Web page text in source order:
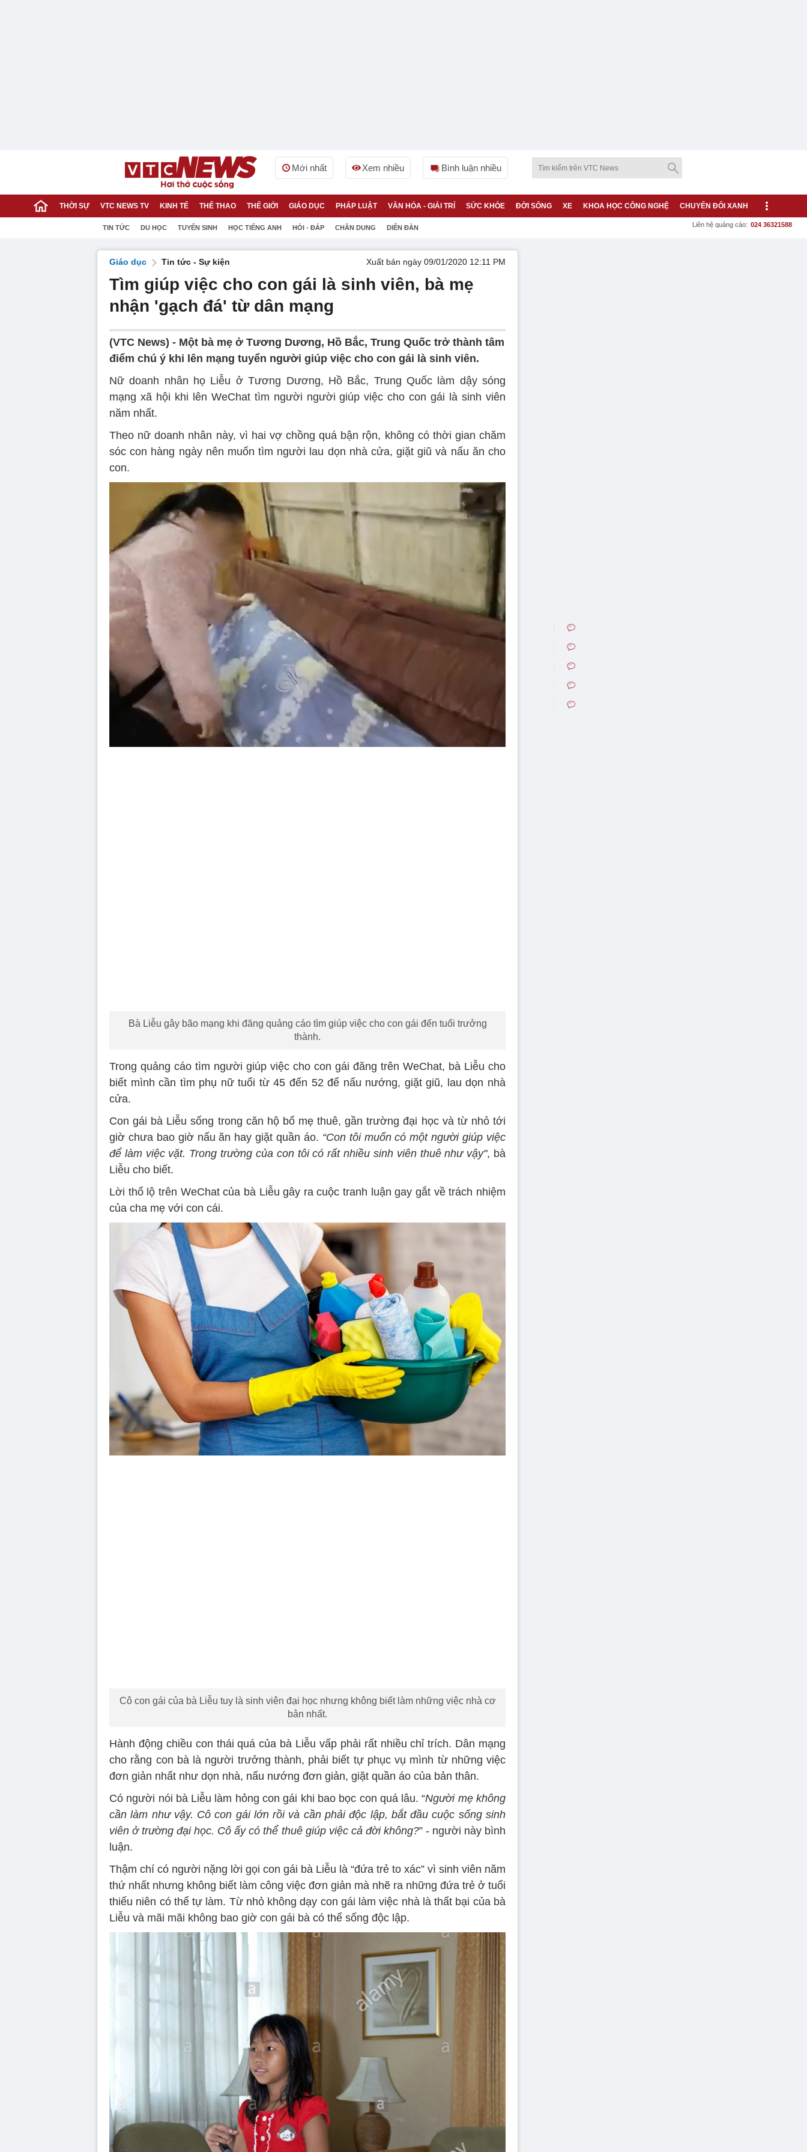
Mới nhất Xem nhiều Bình luận nhiều
THỜI SỰ VTC NEWS TV KINH TẾ THỂ THAO THẾ GIỚI GIÁO DỤC PHÁP LUẬT VĂN HÓA - GIẢI TRÍ SỨC KHỎE ĐỜI SỐNG XE KHOA HỌC CÔNG NGHỆ CHUYỂN ĐỔI XANH
TIN TỨC DU HỌC TUYỂN SINH HỌC TIẾNG ANH HỎI - ĐÁP CHÂN DUNG DIỄN ĐÀN Liên hệ quảng cáo: 024 36321588
Giáo dục Tin tức - Sự kiện Xuất bản ngày 09/01/2020 12:11 PM
Tìm giúp việc cho con gái là sinh viên, bà mẹ
nhận 'gạch đá' từ dân mạng
(VTC News) - Một bà mẹ ở Tương Dương, Hồ Bắc, Trung Quốc trở thành tâm
điểm chú ý khi lên mạng tuyển người giúp việc cho con gái là sinh viên.
Nữ doanh nhân họ Liễu ở Tương Dương, Hồ Bắc, Trung Quốc làm dậy sóng
mạng xã hội khi lên WeChat tìm người người giúp việc cho con gái là sinh viên
năm nhất.
Theo nữ doanh nhân này, vì hai vợ chồng quá bận rộn, không có thời gian chăm
sóc con hàng ngày nên muốn tìm người lau dọn nhà cửa, giặt giũ và nấu ăn cho
con.
Bà Liễu gây bão mạng khi đăng quảng cáo tìm giúp việc cho con gái đến tuổi trưởng
thành.
Trong quảng cáo tìm người giúp việc cho con gái đăng trên WeChat, bà Liễu cho
biết mình cần tìm phụ nữ tuổi từ 45 đến 52 để nấu nướng, giặt giũ, lau dọn nhà
cửa.
Con gái bà Liễu sống trong căn hộ bố mẹ thuê, gần trường đại học và từ nhỏ tới
giờ chưa bao giờ nấu ăn hay giặt quần áo. “Con tôi muốn có một người giúp việc
để làm việc vặt. Trong trường của con tôi có rất nhiều sinh viên thuê như vậy", bà
Liễu cho biết.
Lời thổ lộ trên WeChat của bà Liễu gây ra cuộc tranh luận gay gắt về trách nhiệm
của cha mẹ với con cái.
Cô con gái của bà Liễu tuy là sinh viên đại học nhưng không biết làm những việc nhà cơ
bản nhất.
Hành động chiều con thái quá của bà Liễu vấp phải rất nhiều chỉ trích. Dân mạng
cho rằng con bà là người trưởng thành, phải biết tự phục vụ mình từ những việc
đơn giản nhất như dọn nhà, nấu nướng đơn giản, giặt quần áo của bản thân.
Có người nói bà Liễu làm hỏng con gái khi bao bọc con quá lâu. “Người mẹ không
cần làm như vậy. Cô con gái lớn rồi và cần phải độc lập, bắt đầu cuộc sống sinh
viên ở trường đại học. Cô ấy có thể thuê giúp việc cả đời không?” - người này bình
luận.
Thậm chí có người nặng lời gọi con gái bà Liễu là “đứa trẻ to xác” vì sinh viên năm
thứ nhất nhưng không biết làm công việc đơn giản mà nhẽ ra những đứa trẻ ở tuổi
thiếu niên có thể tự làm. Từ nhỏ không dạy con gái làm việc nhà là thất bại của bà
Liễu và mãi mãi không bao giờ con gái bà có thể sống độc lập.